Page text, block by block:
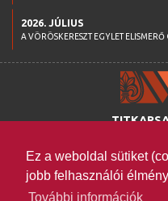
Ez a weboldal sütiket
jobb felhasználói
További információk
2026. JÚLIUS
A VÖRÖSKERESZT EGYLET
H-7100
SZENT